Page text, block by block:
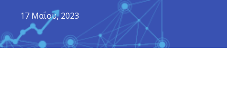
17 Μαΐου, 2023